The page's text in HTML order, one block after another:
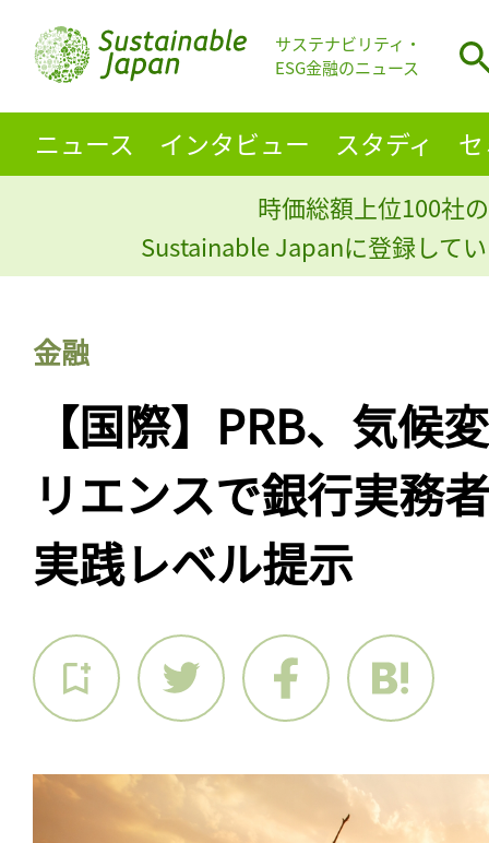
サステナビリティ・
ESG金融のニュース
ニュース インタビュー スタディ
時価総額上位100社
Sustainable Japanに登録して
金融
【国際】PRB、気候
リエンスで銀行実務
実践レベル提示